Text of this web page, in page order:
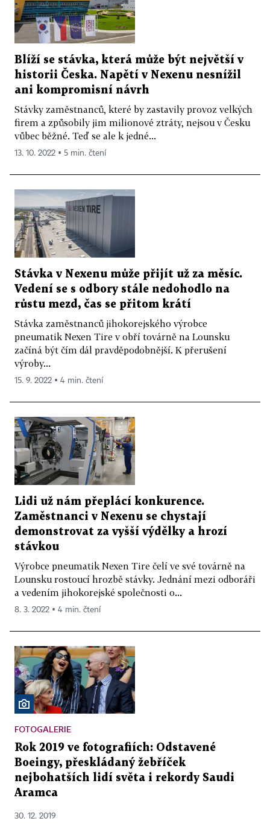
Blíží se stávka, která může být největší v
historii Česka. Napětí v Nexenu nesnížil
ani kompromisní návrh
Stávky zaměstnanců, které by zastavily provoz velkých
firem a způsobily jim milionové ztráty, nejsou v Česku
vůbec běžné. Teď se ale k jedné...
13. 10. 2022 ▪ 5 min. čtení
Stávka v Nexenu může přijít už za měsíc.
Vedení se s odbory stále nedohodlo na
růstu mezd, čas se přitom krátí
Stávka zaměstnanců jihokorejského výrobce
pneumatik Nexen Tire v obří továrně na Lounsku
začíná být čím dál pravděpodobnější. K přerušení
výroby...
15. 9. 2022 ▪ 4 min. čtení
Lidi už nám přeplácí konkurence.
Zaměstnanci v Nexenu se chystají
demonstrovat za vyšší výdělky a hrozí
stávkou
Výrobce pneumatik Nexen Tire čelí ve své továrně na
Lounsku rostoucí hrozbě stávky. Jednání mezi odboráři
a vedením jihokorejské společnosti o...
8. 3. 2022 ▪ 4 min. čtení
FOTOGALERIE
Rok 2019 ve fotografiích: Odstavené
Boeingy, přeskládaný žebříček
nejbohatších lidí světa i rekordy Saudi
Aramca
30. 12. 2019